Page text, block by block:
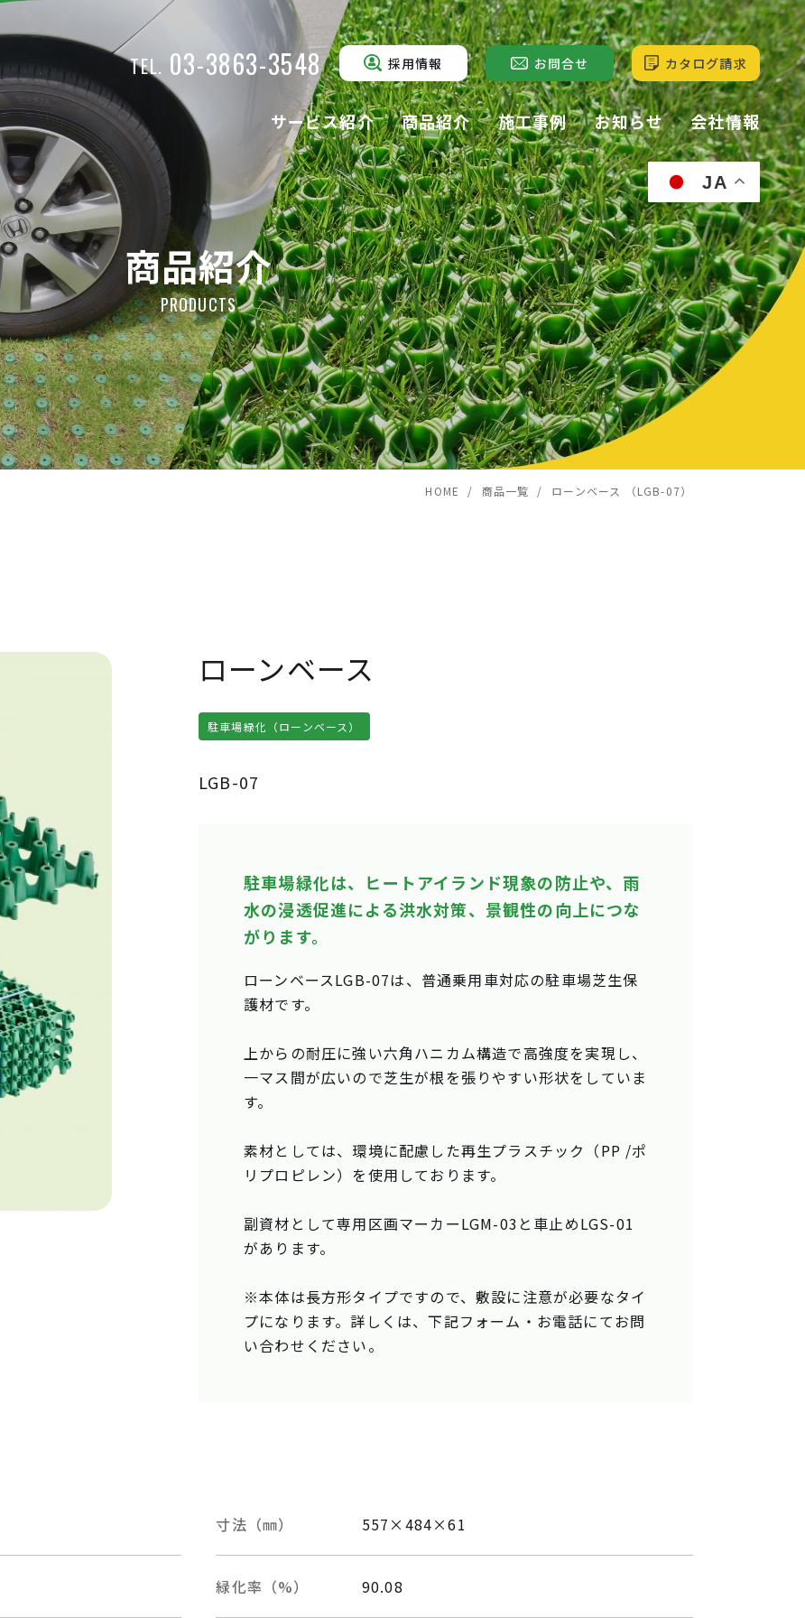
TEL. 03-3863-3548 採用情報 お問合せ カタログ請求
サービス紹介
駐車場緑化 壁面緑化 屋上緑化
公園・歩行路緑化 人工芝 苔庭
砂利駐車場 砂利歩行路 樹名版
商品紹介
ローンベース
(駐車場緑化)
ジュピウォール
グリーン
(壁面緑化)
サンモトレー
(屋上緑化)
ローンガードナー
(公園・歩行路緑化)
クローバーターフ
(人工芝)
サンモス・
サンモガーデン
(苔庭)
ローングラベル
(砂利駐車場・
砂利歩行路)
ローンマーカー
(舗装路用マーカー)
トゥリーレーベル
(樹名板)
施工事例 お知らせ 会社情報
JA
商品紹介
PRODUCTS
HOME / 商品一覧 / ローンベース （LGB-07）
ローンベース
駐車場緑化（ローンベース）
LGB-07
駐車場緑化は、ヒートアイランド現象の防止や、雨
水の浸透促進による洪水対策、景観性の向上につな
がります。
ローンベースLGB-07は、普通乗用車対応の駐車場芝生保
護材です。
上からの耐圧に強い六角ハニカム構造で高強度を実現し、
一マス間が広いので芝生が根を張りやすい形状をしていま
す。
素材としては、環境に配慮した再生プラスチック（PP /ポ
リプロピレン）を使用しております。
副資材として専用区画マーカーLGM-03と車止めLGS-01
があります。
※本体は長方形タイプですので、敷設に注意が必要なタイ
プになります。詳しくは、下記フォーム・お電話にてお問
い合わせください。
寸法（㎜） 557×484×61
緑化率（%） 90.08